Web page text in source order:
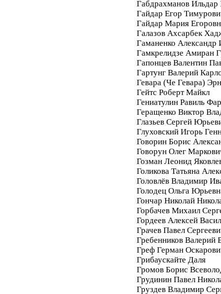
Габдрахманов Ильдар
Гайдар Егор
Гайдар Мария
Галазов Ахсарбек
Гаманенко Александр
Гамкрелидзе Амиран
Гапонцев Валентин
Гартунг Валерий
Гевара (Че Гевара)
Гейтс Роберт Майкл
Гениатулин Равиль
Геращенко Виктор
Глазьев Сергей
Глуховский Игорь
Говорин Борис
Говорун Олег
Гозман Леонид
Голикова Татьяна
Головлёв Владимир
Голодец Ольга
Гончар Николай
Горбачев Михаил
Гордеев Алексей
Грачев Павел
Гребенников Валерий
Греф Герман
Грибаускайте Даля
Громов Борис
Грудинин Павел
Груздев Владимир